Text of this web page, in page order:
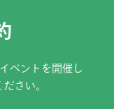
ベントを開催し
さい。